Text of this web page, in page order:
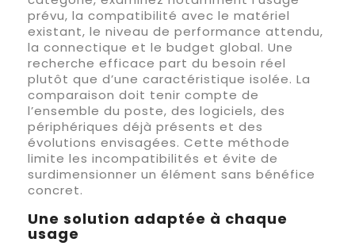
prévu, la compatibilité avec le matériel
existant, le niveau de performance attendu,
la connectique et le budget global. Une
recherche efficace part du besoin réel
plutôt que d’une caractéristique isolée. La
comparaison doit tenir compte de
l’ensemble du poste, des logiciels, des
périphériques déjà présents et des
évolutions envisagées. Cette méthode
limite les incompatibilités et évite de
surdimensionner un élément sans bénéfice
concret.
Une solution adaptée à chaque
usage